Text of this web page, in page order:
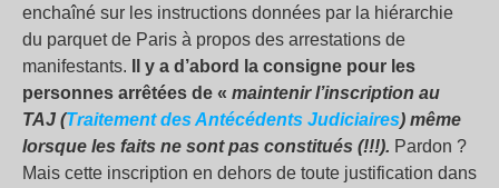
enchaîné sur les instructions données par la hiérarchie
du parquet de Paris à propos des arrestations de
manifestants.
Il y a d’abord la consigne pour les
personnes arrêtées de « maintenir l’inscription au
TAJ (Traitement des Antécédents Judiciaires) même
lorsque les faits ne sont pas constitués (!!!). Pardon ?
Mais cette inscription en dehors de toute justification dans